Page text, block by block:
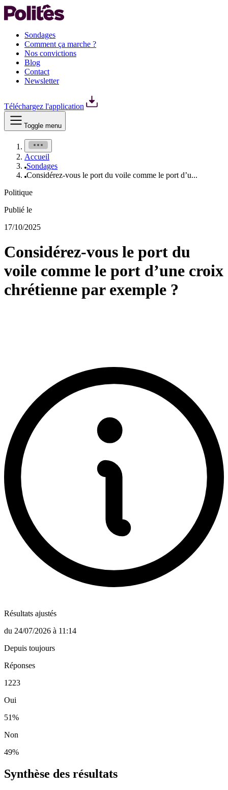
Sondages
Comment ça marche ?
Nos convictions
Blog
Contact
Newsletter
Téléchargez l'application
Toggle menu
Accueil
Sondages
Considérez-vous le port du voile comme le port d’u...
Politique
Publié le
17/10/2025
Considérez-vous le port du
voile comme le port d’une croix
chrétienne par exemple ?
Résultats ajustés
du 24/07/2026 à 11:14
Depuis toujours
Réponses
1223
Oui
51%
Non
49%
Synthèse des résultats